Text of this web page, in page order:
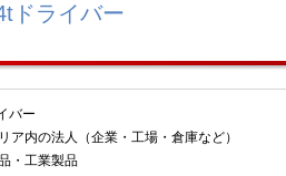
ドライバー
ー
内の法人（企業・工場・倉庫など）
工業製品